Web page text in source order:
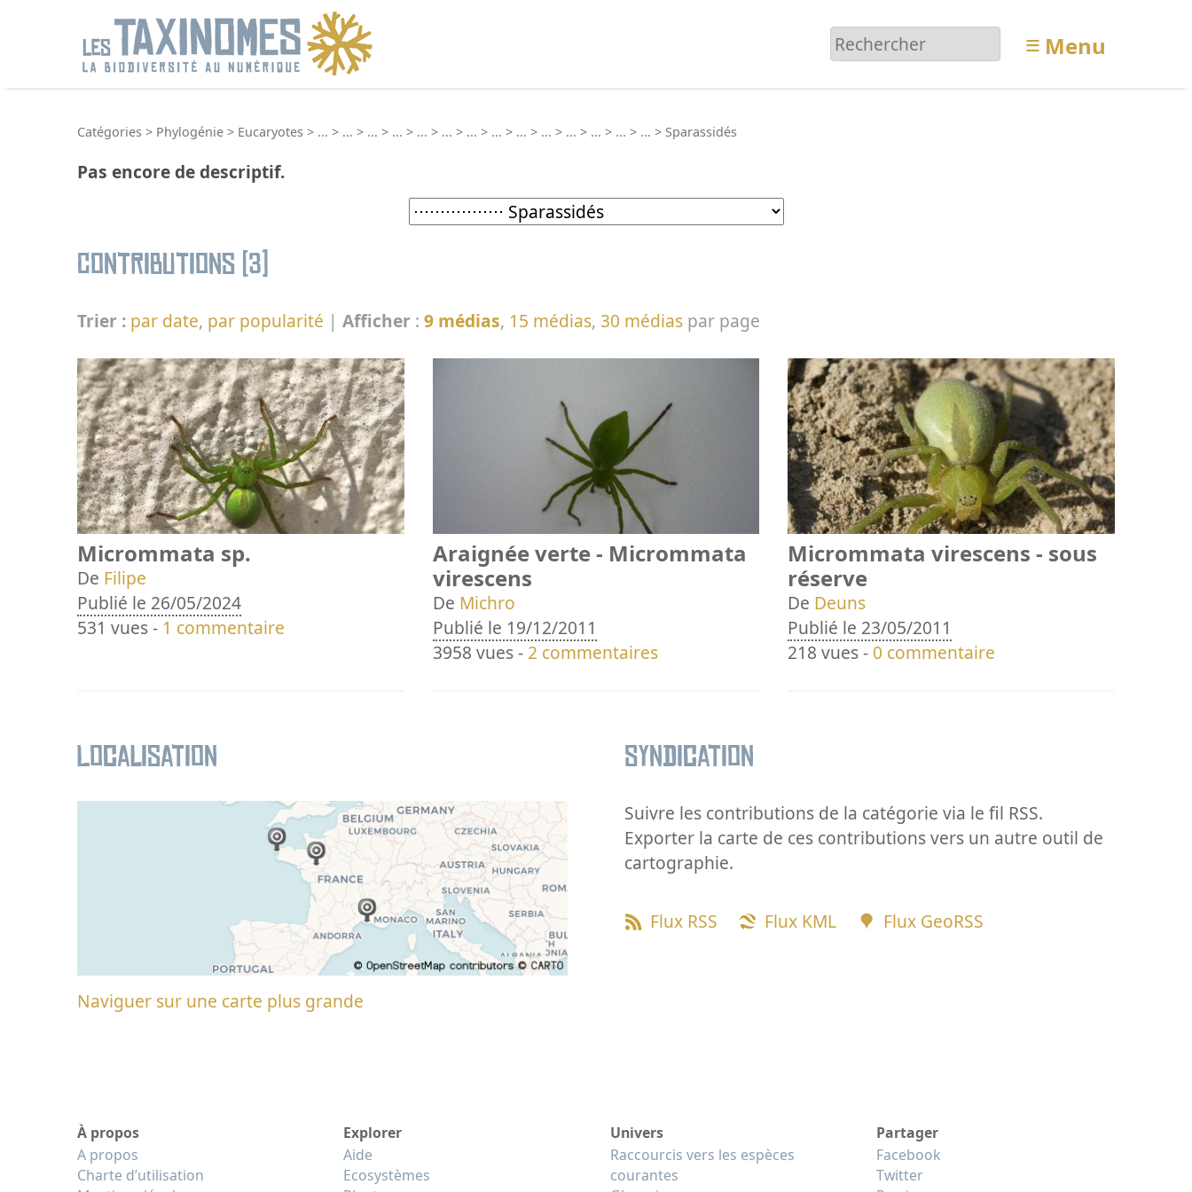
≡ Menu
Catégories > Phylogénie > Eucaryotes > ... > ... > ... > ... > ... > ... > ... > ... > ... > ... > ... > ... > ... > ... > Sparassidés
Pas encore de descriptif.
Contributions (3)
Trier : par date, par popularité | Afficher : 9 médias, 15 médias, 30 médias par page
Micrommata sp.
De Filipe
Publié le 26/05/2024
531 vues - 1 commentaire
Araignée verte - Micrommata
virescens
De Michro
Publié le 19/12/2011
3958 vues - 2 commentaires
Micrommata virescens - sous
réserve
De Deuns
Publié le 23/05/2011
218 vues - 0 commentaire
Localisation
Naviguer sur une carte plus grande
Syndication
Suivre les contributions de la catégorie via le fil RSS.
Exporter la carte de ces contributions vers un autre outil de
cartographie.
Flux RSS Flux KML Flux GeoRSS
À propos
A propos
Charte d’utilisation
Explorer
Aide
Ecosystèmes
Univers
Raccourcis vers les espèces
courantes
Partager
Facebook
Twitter